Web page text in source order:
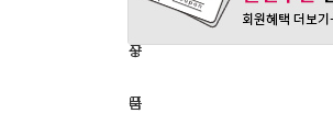
하
기
구
니
상
품